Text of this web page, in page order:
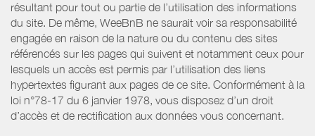
résultant pour tout ou partie de l’utilisation des informations
du site. De même, WeeBnB ne saurait voir sa responsabilité
engagée en raison de la nature ou du contenu des sites
référencés sur les pages qui suivent et notamment ceux pour
lesquels un accès est permis par l’utilisation des liens
hypertextes figurant aux pages de ce site. Conformément à la
loi n°78-17 du 6 janvier 1978, vous disposez d’un droit
d’accès et de rectification aux données vous concernant.